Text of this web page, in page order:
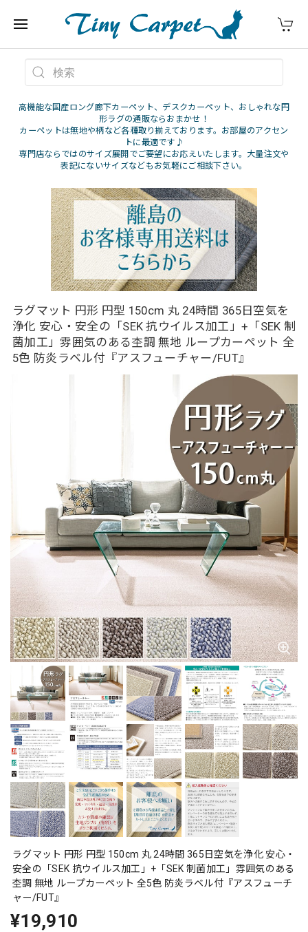
高機能な国産ロング廊下カーペット、デスクカーペット、おしゃれな円
形ラグの通販ならおまかせ！
カーペットは無地や柄など各種取り揃えております。お部屋のアクセン
トに最適です♪
専門店ならではのサイズ展開でご要望にお応えいたします。大量注文や
表記にないサイズなどもお気軽にご相談下さい。
ラグマット 円形 円型 150cm 丸 24時間 365日空気を
浄化 安心・安全の「SEK 抗ウイルス加工」+「SEK 制
菌加工」雰囲気のある杢調 無地 ループカーペット 全
5色 防炎ラベル付『アスフューチャー/FUT』
ラグマット 円形 円型 150cm 丸 24時間 365日空気を浄化 安心・
安全の「SEK 抗ウイルス加工」+「SEK 制菌加工」雰囲気のある
杢調 無地 ループカーペット 全5色 防炎ラベル付『アスフューチ
ャー/FUT』
¥19,910